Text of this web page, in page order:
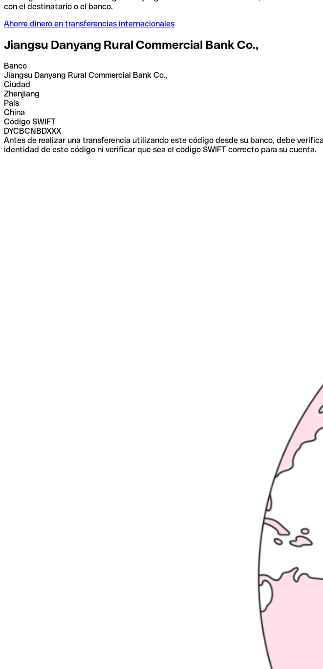
con el destinatario o el banco.
Ahorre dinero en transferencias internacionales
Jiangsu Danyang Rural Commercial Bank Co.,
Banco
Jiangsu Danyang Rural Commercial Bank Co.,
Ciudad
Zhenjiang
País
China
Código SWIFT
DYCBCNBDXXX
Antes de realizar una transferencia utilizando este código desde su banco, debe
identidad de este código ni verificar que sea el código SWIFT correcto para su cuenta.